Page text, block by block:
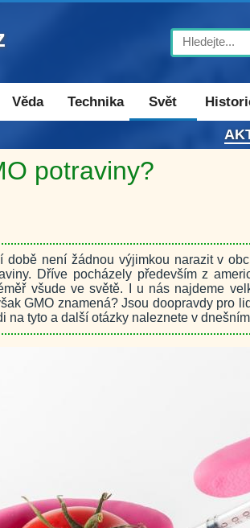
Search
Věda Technika Svět
potraviny?
době není žádnou výjimkou narazit v
Dříve pocházely především z
všude ve světě. I u nás najdeme
GMO znamená? Jsou doopravdy pro
na tyto a další otázky naleznete v